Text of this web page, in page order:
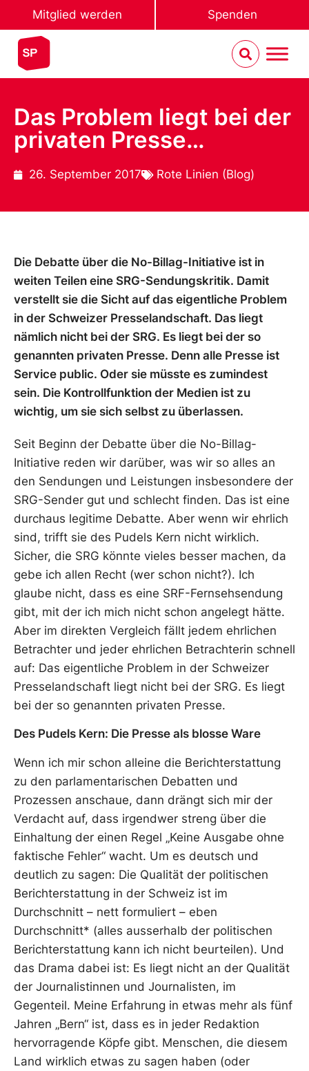
Mitglied werden Spenden
Das Problem liegt bei der
privaten Presse…
26. September 2017 Rote Linien (Blog)
Die Debatte über die No-Billag-Initiative ist in
weiten Teilen eine SRG-Sendungskritik. Damit
verstellt sie die Sicht auf das eigentliche Problem
in der Schweizer Presselandschaft. Das liegt
nämlich nicht bei der SRG. Es liegt bei der so
genannten privaten Presse. Denn alle Presse ist
Service public. Oder sie müsste es zumindest
sein. Die Kontrollfunktion der Medien ist zu
wichtig, um sie sich selbst zu überlassen.
Seit Beginn der Debatte über die No-Billag-
Initiative reden wir darüber, was wir so alles an
den Sendungen und Leistungen insbesondere der
SRG-Sender gut und schlecht finden. Das ist eine
durchaus legitime Debatte. Aber wenn wir ehrlich
sind, trifft sie des Pudels Kern nicht wirklich.
Sicher, die SRG könnte vieles besser machen, da
gebe ich allen Recht (wer schon nicht?). Ich
glaube nicht, dass es eine SRF-Fernsehsendung
gibt, mit der ich mich nicht schon angelegt hätte.
Aber im direkten Vergleich fällt jedem ehrlichen
Betrachter und jeder ehrlichen Betrachterin schnell
auf: Das eigentliche Problem in der Schweizer
Presselandschaft liegt nicht bei der SRG. Es liegt
bei der so genannten privaten Presse.
Des Pudels Kern: Die Presse als blosse Ware
Wenn ich mir schon alleine die Berichterstattung
zu den parlamentarischen Debatten und
Prozessen anschaue, dann drängt sich mir der
Verdacht auf, dass irgendwer streng über die
Einhaltung der einen Regel „Keine Ausgabe ohne
faktische Fehler“ wacht. Um es deutsch und
deutlich zu sagen: Die Qualität der politischen
Berichterstattung in der Schweiz ist im
Durchschnitt – nett formuliert – eben
Durchschnitt* (alles ausserhalb der politischen
Berichterstattung kann ich nicht beurteilen). Und
das Drama dabei ist: Es liegt nicht an der Qualität
der Journalistinnen und Journalisten, im
Gegenteil. Meine Erfahrung in etwas mehr als fünf
Jahren „Bern“ ist, dass es in jeder Redaktion
hervorragende Köpfe gibt. Menschen, die diesem
Land wirklich etwas zu sagen haben (oder